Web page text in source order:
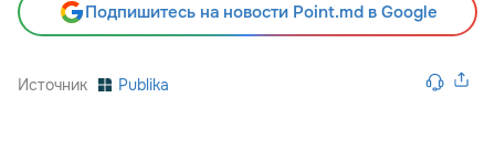
Подпишитесь на новости Point.md в Google
Источник Publika